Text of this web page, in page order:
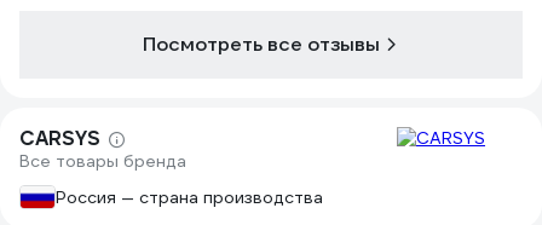
Посмотреть все отзывы
CARSYS
Все товары бренда
Россия — страна производства